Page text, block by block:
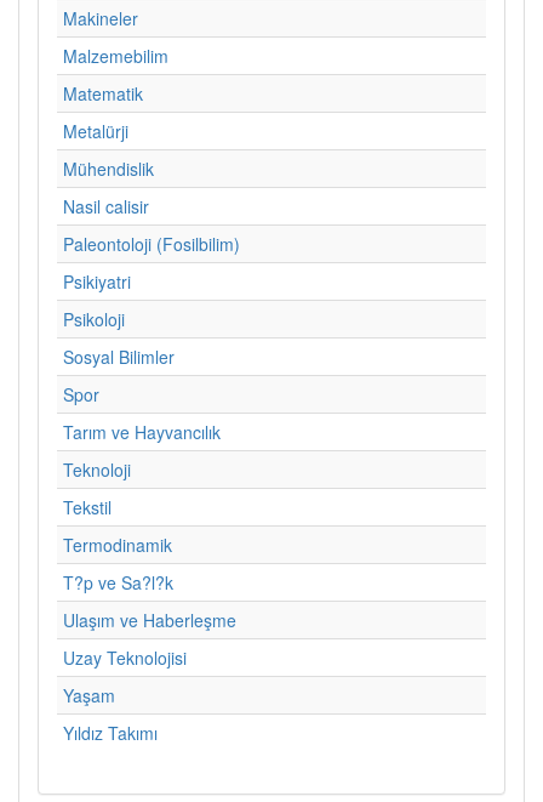
Makineler
Malzemebilim
Matematik
Metalürji
Mühendislik
Nasil calisir
Paleontoloji (Fosilbilim)
Psikiyatri
Psikoloji
Sosyal Bilimler
Spor
Tarım ve Hayvancılık
Teknoloji
Tekstil
Termodinamik
T?p ve Sa?l?k
Ulaşım ve Haberleşme
Uzay Teknolojisi
Yaşam
Yıldız Takımı